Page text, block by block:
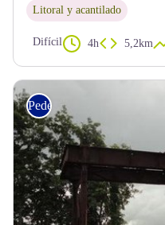
Litoral y acantilado
Difícil 4h 5,2km
Pedestre